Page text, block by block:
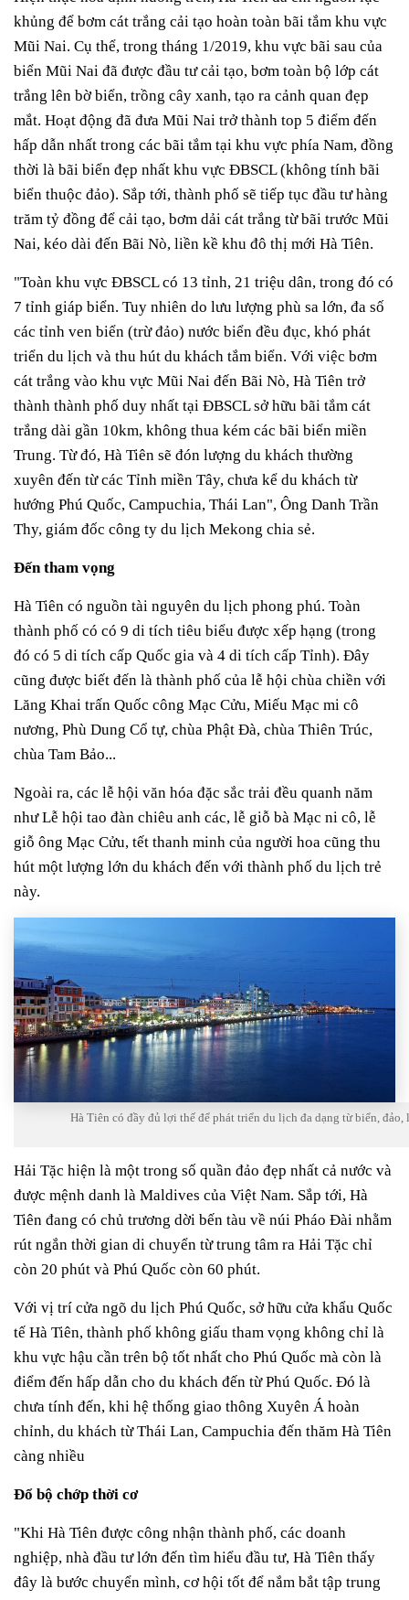
khủng để bơm cát trắng cải tạo hoàn toàn bãi tắm khu vực
Mũi Nai. Cụ thể, trong tháng 1/2019, khu vực bãi sau của
biển Mũi Nai đã được đầu tư cải tạo, bơm toàn bộ lớp cát
trắng lên bờ biển, trồng cây xanh, tạo ra cảnh quan đẹp
mắt. Hoạt động đã đưa Mũi Nai trở thành top 5 điểm đến
hấp dẫn nhất trong các bãi tắm tại khu vực phía Nam, đồng
thời là bãi biển đẹp nhất khu vực ĐBSCL (không tính bãi
biển thuộc đảo). Sắp tới, thành phố sẽ tiếp tục đầu tư hàng
trăm tỷ đồng để cải tạo, bơm dải cát trắng từ bãi trước Mũi
Nai, kéo dài đến Bãi Nò, liền kề khu đô thị mới Hà Tiên.
"Toàn khu vực ĐBSCL có 13 tỉnh, 21 triệu dân, trong đó có
7 tỉnh giáp biển. Tuy nhiên do lưu lượng phù sa lớn, đa số
các tỉnh ven biển (trừ đảo) nước biển đều đục, khó phát
triển du lịch và thu hút du khách tắm biển. Với việc bơm
cát trắng vào khu vực Mũi Nai đến Bãi Nò, Hà Tiên trở
thành thành phố duy nhất tại ĐBSCL sở hữu bãi tắm cát
trắng dài gần 10km, không thua kém các bãi biển miền
Trung. Từ đó, Hà Tiên sẽ đón lượng du khách thường
xuyên đến từ các Tỉnh miền Tây, chưa kể du khách từ
hướng Phú Quốc, Campuchia, Thái Lan", Ông Danh Trần
Thy, giám đốc công ty du lịch Mekong chia sẻ.
Đến tham vọng
Hà Tiên có nguồn tài nguyên du lịch phong phú. Toàn
thành phố có có 9 di tích tiêu biểu được xếp hạng (trong
đó có 5 di tích cấp Quốc gia và 4 di tích cấp Tỉnh). Đây
cũng được biết đến là thành phố của lễ hội chùa chiền với
Lăng Khai trấn Quốc công Mạc Cửu, Miếu Mạc mi cô
nương, Phù Dung Cổ tự, chùa Phật Đà, chùa Thiên Trúc,
chùa Tam Bảo...
Ngoài ra, các lễ hội văn hóa đặc sắc trải đều quanh năm
như Lễ hội tao đàn chiêu anh các, lễ giỗ bà Mạc ni cô, lễ
giỗ ông Mạc Cửu, tết thanh minh của người hoa cũng thu
hút một lượng lớn du khách đến với thành phố du lịch trẻ
này.
Hà Tiên có đầy đủ lợi thế để phát triển du lịch đa dạng từ biển, đảo,
Hải Tặc hiện là một trong số quần đảo đẹp nhất cả nước và
được mệnh danh là Maldives của Việt Nam. Sắp tới, Hà
Tiên đang có chủ trương dời bến tàu về núi Pháo Đài nhằm
rút ngắn thời gian di chuyển từ trung tâm ra Hải Tặc chỉ
còn 20 phút và Phú Quốc còn 60 phút.
Với vị trí cửa ngõ du lịch Phú Quốc, sở hữu cửa khẩu Quốc
tế Hà Tiên, thành phố không giấu tham vọng không chỉ là
khu vực hậu cần trên bộ tốt nhất cho Phú Quốc mà còn là
điểm đến hấp dẫn cho du khách đến từ Phú Quốc. Đó là
chưa tính đến, khi hệ thống giao thông Xuyên Á hoàn
chỉnh, du khách từ Thái Lan, Campuchia đến thăm Hà Tiên
càng nhiều
Đổ bộ chớp thời cơ
"Khi Hà Tiên được công nhận thành phố, các doanh
nghiệp, nhà đầu tư lớn đến tìm hiểu đầu tư, Hà Tiên thấy
đây là bước chuyển mình, cơ hội tốt để nắm bắt tập trung